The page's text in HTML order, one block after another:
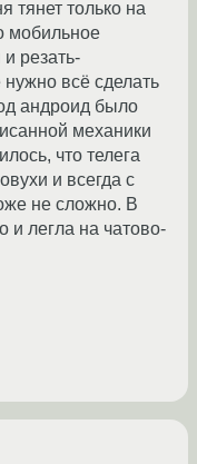
тянет только на
мобильное
резать-
нужно всё сделать
андроид было
механики
что телега
и всегда с
не сложно. В
и легла на чатово-